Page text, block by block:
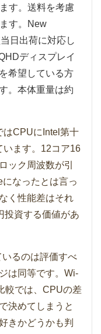
す。送料を考慮
す。New
日出荷に対応し
ディスプレイ
希望している方
。本体重量は約
はCPUにIntel第十
います。12コア16
ック周波数が引
なったとは言っ
く性能差はそれ
投資する価値があ
るのは評価すべ
は同等です。Wi-
較では、CPUの差
決めてしまうと
きかどうかも判